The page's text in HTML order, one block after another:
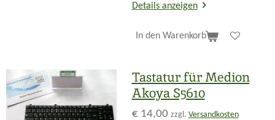
Details anzeigen
In den Warenkorb
Tastatur für Medion
Akoya S5610
€ 14,00 zzgl. Versandkosten